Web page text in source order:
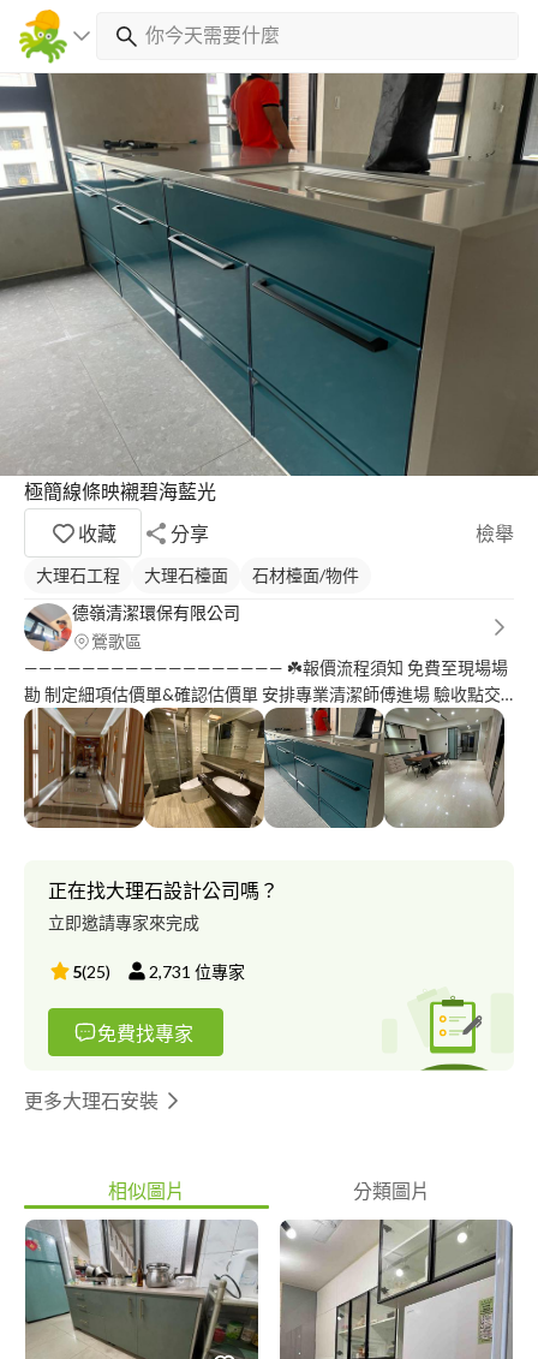
極簡線條映襯碧海藍光
收藏
分享 檢舉
大理石工程 大理石檯面
石材檯面/物件
德嶺清潔環保有限公司
鶯歌區
—————————————————— ☘️報價流程須知 免費至現場場
勘 制定細項估價單&確認估價單 安排專業清潔師傅進場 驗收點交
——完成收費? 後續詢問服務評價 「我們很珍惜客戶的反饋及評
價，也很榮幸能夠為您服務，房屋清潔美容師為什麼說您；因為心
上有你」 —————————————————— （一）居家清潔 定期
居家年終大掃除 （二）活動清潔 定點人力清潔維護 （三）裝潢
粗、細清 （四）租屋前後清潔 （五）洗地打蠟 （六）消毒殺菌清
塔清洗 （十）水管清洗 營運時間: 07:00-20:00 房屋清潔美容師讓
您生活更開心
正在找大理石設計公司嗎？
立即邀請專家來完成
5(25) 2,731 位專家
免費找專家
更多大理石安裝
相似圖片 分類圖片